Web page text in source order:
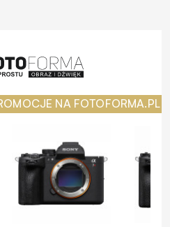
NA FOTOFORMA.PL